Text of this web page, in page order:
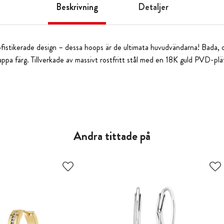
Beskrivning Detaljer
design – dessa hoops är de ultimata huvudvändarna! Bada,
färg. Tillverkade av massivt rostfritt stål med en 18K guld PVD-
Andra tittade på